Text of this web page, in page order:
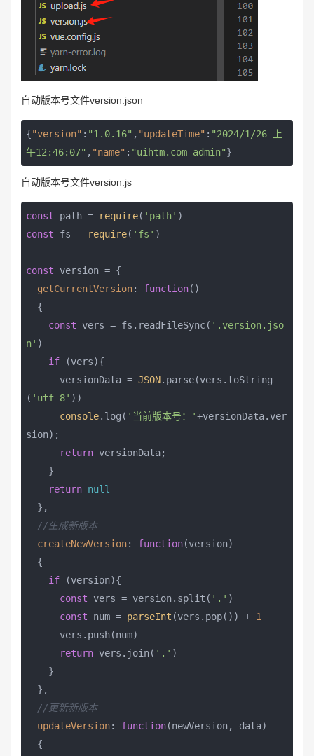
自动版本号文件version.json
{"version" : "1.0.16" , "updateTime" : "2024/1/26 上
午12:46:07" , "name" : "uihtm.com-admin"}
自动版本号文件version.js
const path = require( 'path'
const fs = require( 'fs' )
const version = {
getCurrentVersion: function( )
{
const vers = fs.readFileSync( '.version.jso
n' )
if (vers){
versionData = JSON.parse(vers.toString
( 'utf-8' ))
console.log( '当前版本号：'+versionData.ver
sion);
return versionData;
}
return null
},
//生成新版本
createNewVersion: function(version)
{
if (version){
const vers = version.split( '.' )
const num = parseInt (vers.pop()) + 1
vers.push(num)
return vers.join( '.' )
}
},
//更新新版本
updateVersion: function(newVersion, data)
{